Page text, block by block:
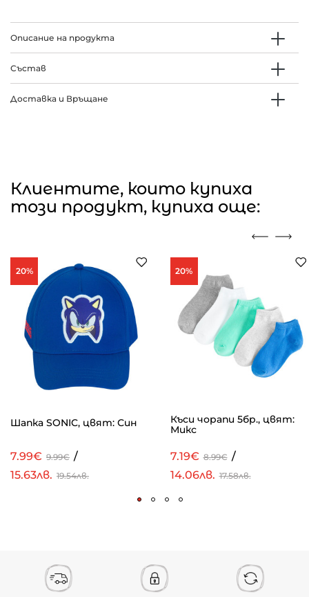
Описание на продукта
Състав
Доставка и Връщане
Клиентите, които купиха
този продукт, купиха още:
20%
Шапка SONIC, цвят: Син
7.99€ 9.99€ /
15.63лв. 19.54лв.
20%
Къси чорапи 5бр., цвят:
Микс
7.19€ 8.99€ /
14.06лв. 17.58лв.